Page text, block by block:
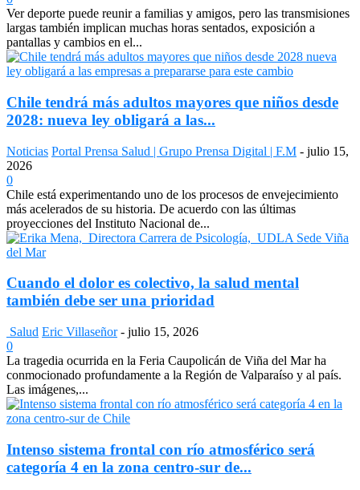
Ver deporte puede reunir a familias y amigos, pero las transmisiones
largas también implican muchas horas sentados, exposición a
pantallas y cambios en el...
Chile tendrá más adultos mayores que niños desde
2028: nueva ley obligará a las...
Noticias Portal Prensa Salud | Grupo Prensa Digital | F.M - julio 15,
2026
0
Chile está experimentando uno de los procesos de envejecimiento
más acelerados de su historia. De acuerdo con las últimas
proyecciones del Instituto Nacional de...
Cuando el dolor es colectivo, la salud mental
también debe ser una prioridad
Salud Eric Villaseñor - julio 15, 2026
0
La tragedia ocurrida en la Feria Caupolicán de Viña del Mar ha
conmocionado profundamente a la Región de Valparaíso y al país.
Las imágenes,...
Intenso sistema frontal con río atmosférico será
categoría 4 en la zona centro-sur de...